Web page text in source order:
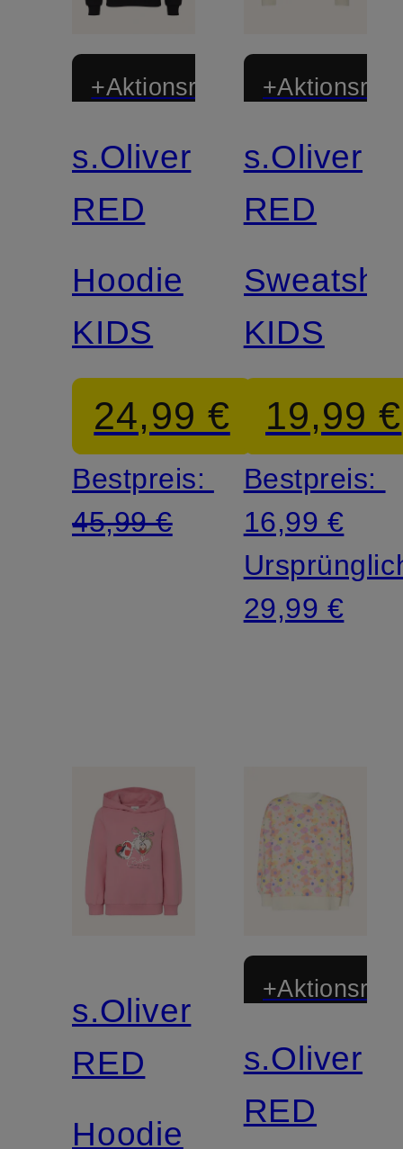
+Aktionsrabatt
s.Oliver
RED
Hoodie
KIDS
24,99 €
Bestpreis:
45,99 €
s.Oliver
RED
KIDS
19,99 €
Bestpreis:
16,99 €
29,99 €
s.Oliver
RED
Hoodie
s.Oliver
RED